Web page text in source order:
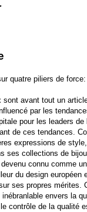
quatre piliers de
sont avant tout un
par les
pour les leaders de
de ces tendances.
expressions de
ses collections de
connu comme
du design européen
ses propres mérites.
envers la
contrôle de la qualité